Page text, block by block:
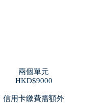
兩個單元
​HKD$9000
信用卡繳費需額外